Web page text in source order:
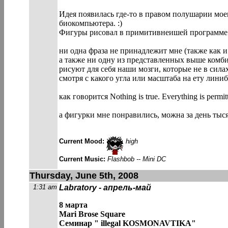
Идея появилась где-то в правом полушарии
биокомпьютера. :)
Фигуры рисовал в примитивнеишей программе
ни одна фраза не принадлежит мне (также как
а также ни одну из представленных выше
рисуют для себя наши мозги, которые не в
смотря с какого угла или масштаба на ету
как говорится Nothing is true. Everything is
а фигурки мне понравились, можна за день
Current Mood: high
Current Music: Flashbob -- Mini DC
Thursday, June 5th, 2008
1:31 am Labratory - апрель-май
8 марта
Mari Brose Square
Семинар " illegal KOSMONAVTIKA"